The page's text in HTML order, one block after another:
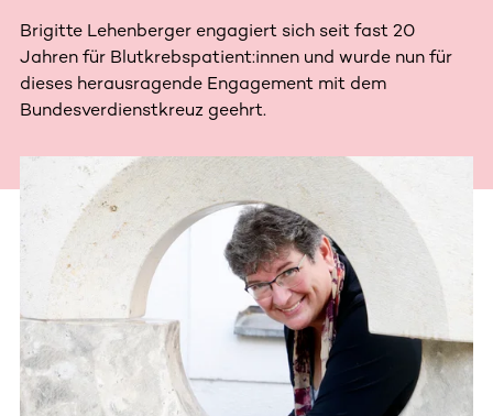
Brigitte Lehenberger engagiert sich seit fast 20
Jahren für Blutkrebspatient:innen und wurde nun für
dieses herausragende Engagement mit dem
Bundesverdienstkreuz geehrt.